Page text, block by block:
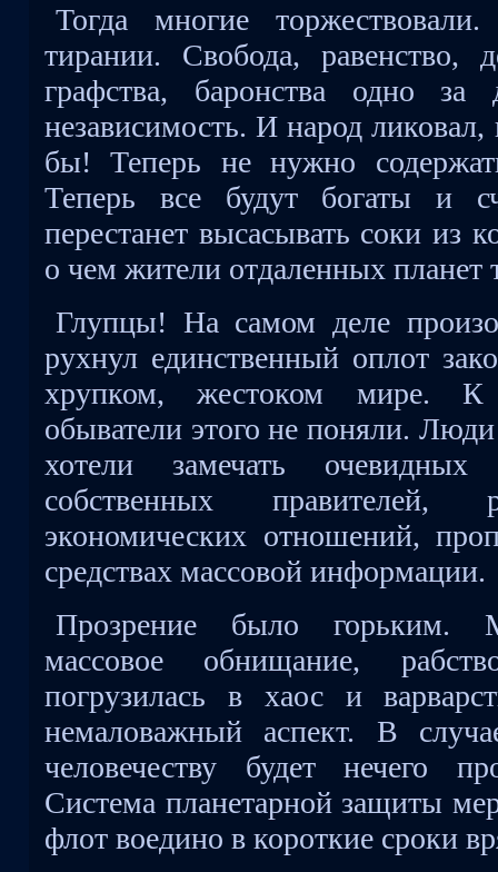
Тогда многие
тирании. Свобода, равенство,
графства, баронства одно за
независимость. И народ
бы! Теперь не нужно
Теперь все будут богаты и
перестанет высасывать соки из
о чем жители отдаленных планет
Глупцы! На самом деле
рухнул единственный оплот
хрупком, жестоком мире. К
обыватели этого не поняли.
хотели замечать
собственных правителей,
экономических отношений,
средствах массовой информации.
Прозрение было горьким.
массовое обнищание,
погрузилась в хаос и
немаловажный аспект. В
человечеству будет нечего
Система планетарной защиты
флот воедино в короткие сроки